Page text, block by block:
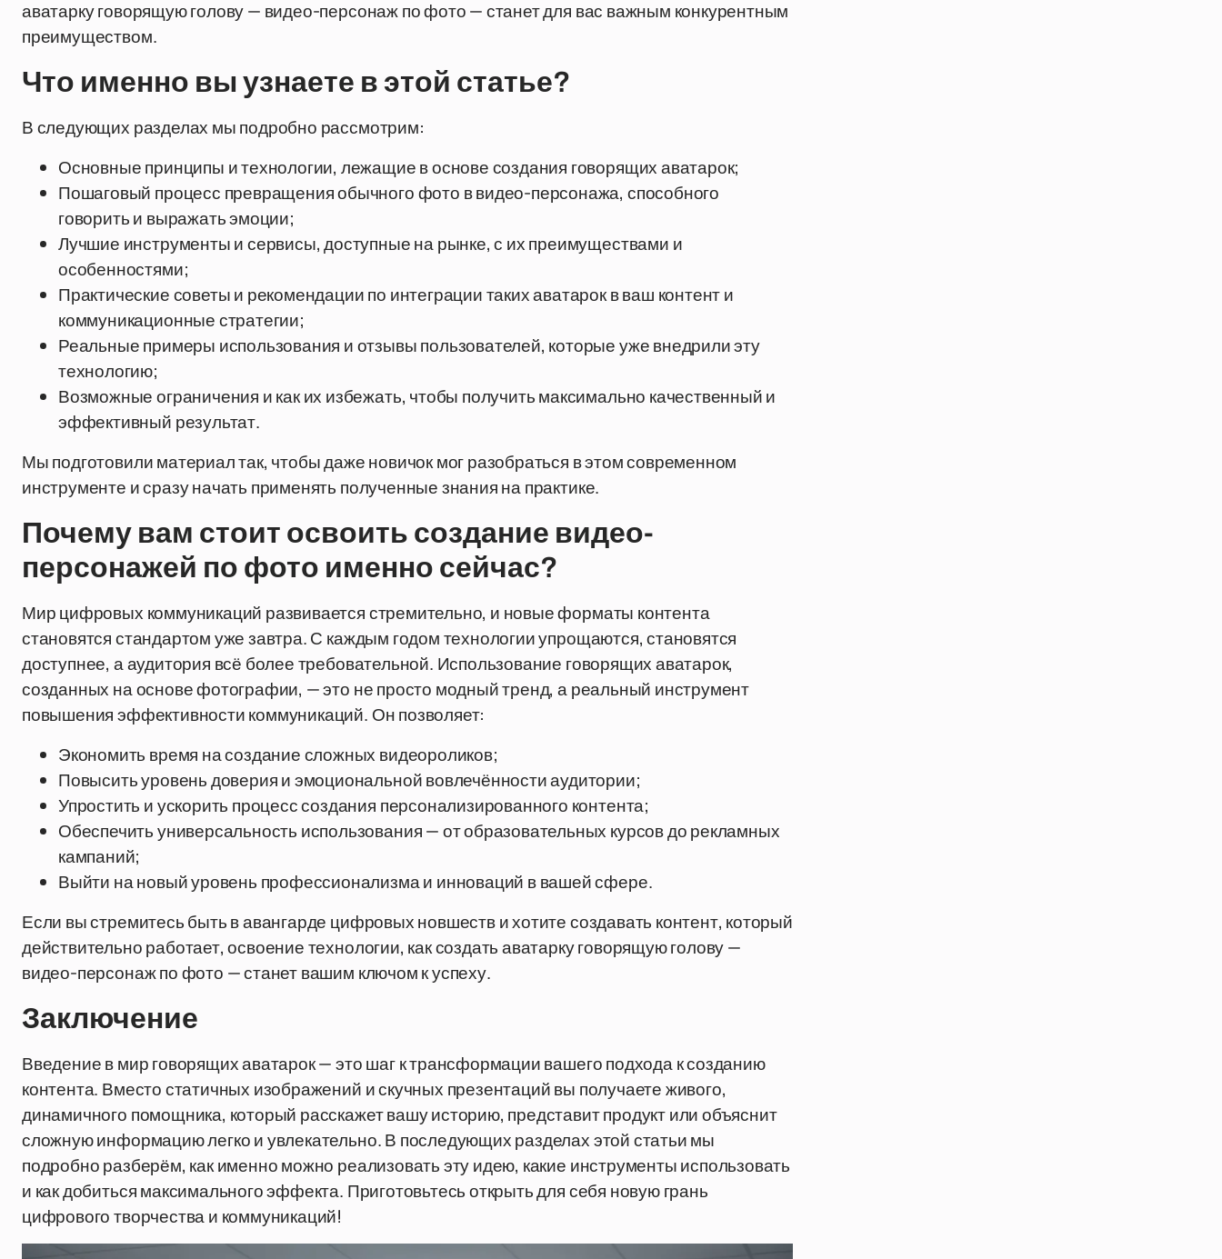
аватарку говорящую голову — видео-персонаж по фото — станет для вас важным конкурентным
преимуществом.
Что именно вы узнаете в этой статье?
В следующих разделах мы подробно рассмотрим:
Основные принципы и технологии, лежащие в основе создания говорящих аватарок;
Пошаговый процесс превращения обычного фото в видео-персонажа, способного
говорить и выражать эмоции;
Лучшие инструменты и сервисы, доступные на рынке, с их преимуществами и
особенностями;
Практические советы и рекомендации по интеграции таких аватарок в ваш контент и
коммуникационные стратегии;
Реальные примеры использования и отзывы пользователей, которые уже внедрили эту
технологию;
Возможные ограничения и как их избежать, чтобы получить максимально качественный и
эффективный результат.
Мы подготовили материал так, чтобы даже новичок мог разобраться в этом современном
инструменте и сразу начать применять полученные знания на практике.
Почему вам стоит освоить создание видео-
персонажей по фото именно сейчас?
Мир цифровых коммуникаций развивается стремительно, и новые форматы контента
становятся стандартом уже завтра. С каждым годом технологии упрощаются, становятся
доступнее, а аудитория всё более требовательной. Использование говорящих аватарок,
созданных на основе фотографии, — это не просто модный тренд, а реальный инструмент
повышения эффективности коммуникаций. Он позволяет:
Экономить время на создание сложных видеороликов;
Повысить уровень доверия и эмоциональной вовлечённости аудитории;
Упростить и ускорить процесс создания персонализированного контента;
Обеспечить универсальность использования — от образовательных курсов до рекламных
кампаний;
Выйти на новый уровень профессионализма и инноваций в вашей сфере.
Если вы стремитесь быть в авангарде цифровых новшеств и хотите создавать контент, который
действительно работает, освоение технологии, как создать аватарку говорящую голову —
видео-персонаж по фото — станет вашим ключом к успеху.
Заключение
Введение в мир говорящих аватарок — это шаг к трансформации вашего подхода к созданию
контента. Вместо статичных изображений и скучных презентаций вы получаете живого,
динамичного помощника, который расскажет вашу историю, представит продукт или объяснит
сложную информацию легко и увлекательно. В последующих разделах этой статьи мы
подробно разберём, как именно можно реализовать эту идею, какие инструменты использовать
и как добиться максимального эффекта. Приготовьтесь открыть для себя новую грань
цифрового творчества и коммуникаций!